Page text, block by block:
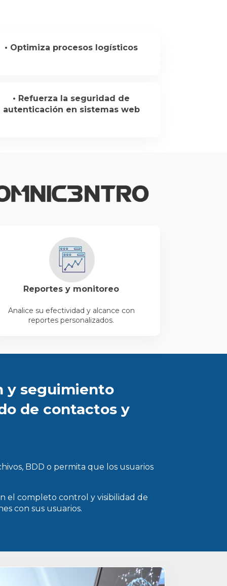
• Optimiza procesos logísticos
• Refuerza la seguridad de
autenticación en sistemas web
Reportes y monitoreo
Analice su efectividad y alcance con
reportes personalizados.
y seguimiento
de contactos y
BDD o permita que los usuarios
el completo control y visibilidad de
con sus usuarios.